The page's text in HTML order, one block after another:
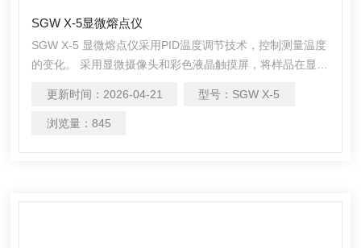
SGW X-5显微熔点仪
SGW X-5 显微熔点仪采用PID温度调节技术，控制测量温度
的变化。 采用显微摄像头和彩色液晶触摸屏，将样品在显微
和掌控测量过程
更新时间： 2026-04-21 型号： SGW X-5
浏览量： 845